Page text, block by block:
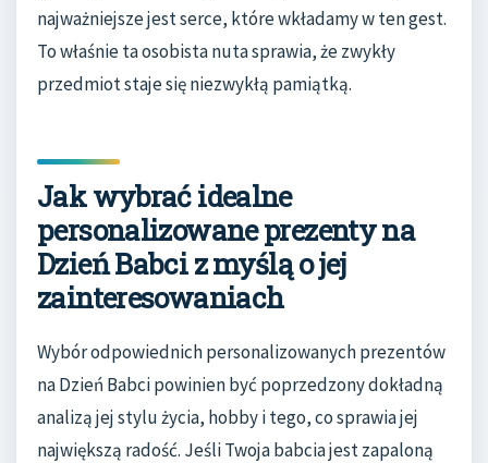
najważniejsze jest serce, które wkładamy w ten gest.
To właśnie ta osobista nuta sprawia, że zwykły
przedmiot staje się niezwykłą pamiątką.
Jak wybrać idealne
personalizowane prezenty na
Dzień Babci z myślą o jej
zainteresowaniach
Wybór odpowiednich personalizowanych prezentów
na Dzień Babci powinien być poprzedzony dokładną
analizą jej stylu życia, hobby i tego, co sprawia jej
największą radość. Jeśli Twoja babcia jest zapaloną